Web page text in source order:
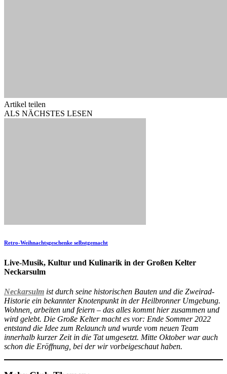
Artikel teilen
ALS NÄCHSTES LESEN
Retro-Weihnachtsgeschenke selbstgemacht
Live-Musik, Kultur und Kulinarik in der Großen Kelter
Neckarsulm
Neckarsulm ist durch seine historischen Bauten und die Zweirad-
Historie ein bekannter Knotenpunkt in der Heilbronner Umgebung.
Wohnen, arbeiten und feiern – das alles kommt hier zusammen und
wird gelebt. Die Große Kelter macht es vor: Ende Sommer 2022
entstand die Idee zum Relaunch und wurde vom neuen Team
innerhalb kurzer Zeit in die Tat umgesetzt. Mitte Oktober war auch
schon die Eröffnung, bei der wir vorbeigeschaut haben.